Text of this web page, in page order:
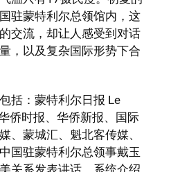
驻蒙特利尔总领馆内，这
交流，却让人感受到对话
，以及复杂国际形势下合
括：蒙特利尔日报 Le
侨时报、华侨新报、国际
、蒙城汇、魁北客传媒、
国驻蒙特利尔总领事戴玉